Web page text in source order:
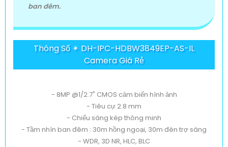
ban đêm.
Thông Số ✴ DH-IPC-HDBW3849EP-AS-IL
Camera Giá Rẻ
- 8MP @1/2.7" CMOS cảm biến hình ảnh
- Tiêu cự 2.8 mm
- Chiếu sáng kép thông minh
- Tầm nhìn ban đêm : 30m hồng ngoại, 30m đèn trợ sáng
- WDR, 3D NR, HLC, BLC